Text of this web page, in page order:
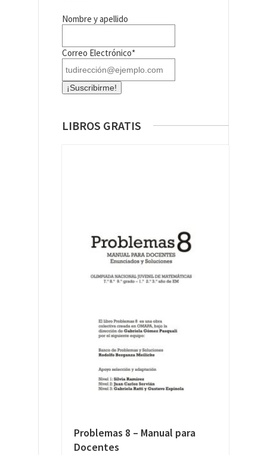
Nombre y apellido
Correo Electrónico*
LIBROS GRATIS
Problemas 8 – Manual para
Docentes